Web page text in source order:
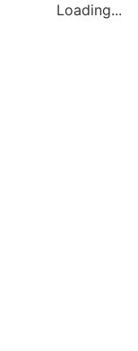
Loading...